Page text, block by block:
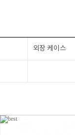
외장 케이스